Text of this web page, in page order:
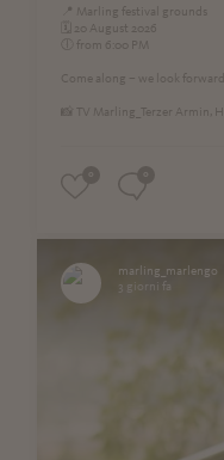
📍 Marling festival grounds
🗓️ 20 August 2026
🕕 from 6:00 PM
Come along – we look
📸 TV Marling_Terzer Armin,
marling_marlengo
3 giorni fa